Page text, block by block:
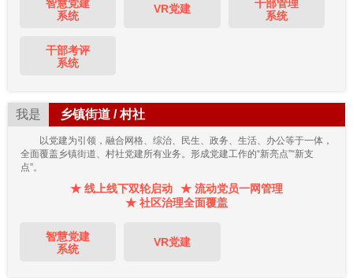
智慧党建
系统
VR党建
干部管理
系统
干部考评
系统
我是 乡镇街道 / 村社
以党建为引领，融合网格、综治、民生、政务、生活、办公等于一体，
全面覆盖乡镇街道、村社党建所有业务。形成党建工作的“新亮点”“新支
点”。
★ 线上线下双轮启动
★ 流动党员一网管理
★ 社区治理全面覆盖
智慧党建
系统
VR党建